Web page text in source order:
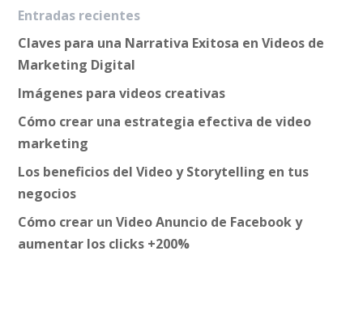
Entradas recientes
Claves para una Narrativa Exitosa en Videos de
Marketing Digital
Imágenes para videos creativas
Cómo crear una estrategia efectiva de video
marketing
Los beneficios del Video y Storytelling en tus
negocios
Cómo crear un Video Anuncio de Facebook y
aumentar los clicks +200%